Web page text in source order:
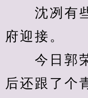
沈冽有些
府迎接。
今日郭荣
后还跟了个